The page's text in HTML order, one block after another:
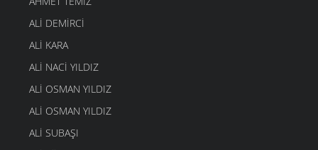
ALI DEMIRCI
ALI KARA
ALI NACI YILDIZ
ALI OSMAN YILDIZ
ALI OSMAN YILDIZ
ALI SUBAŞI